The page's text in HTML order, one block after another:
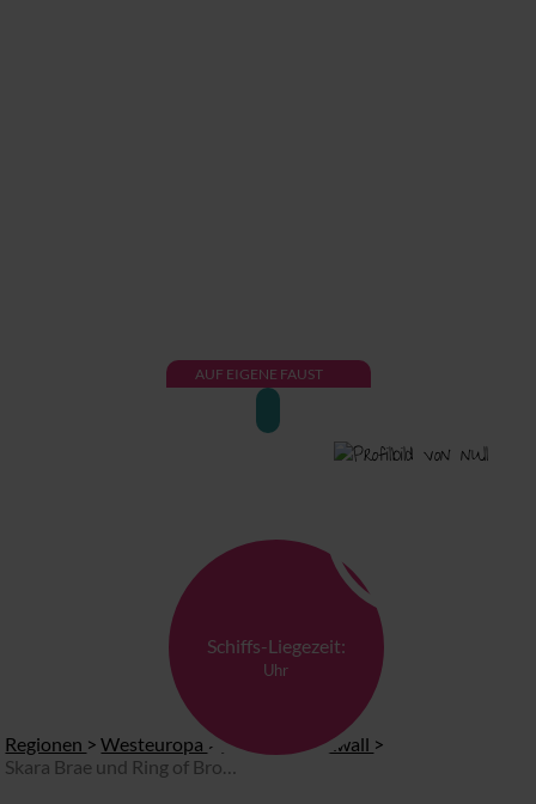
AUF EIGENE FAUST
Schiffs-Liegezeit:
Uhr
Regionen >Westeuropa >Touren in Kirkwall >
Skara Brae und Ring of Brodgar mit dem öffentlichen Bus Linie T11 (Start am Hafen)